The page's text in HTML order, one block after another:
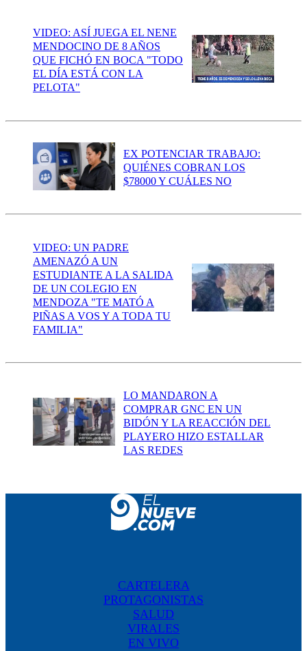
VIDEO: ASÍ JUEGA EL NENE
MENDOCINO DE 8 AÑOS
QUE FICHÓ EN BOCA "TODO
EL DÍA ESTÁ CON LA
PELOTA"
EX POTENCIAR TRABAJO:
QUIÉNES COBRAN LOS
$78000 Y CUÁLES NO
VIDEO: UN PADRE
AMENAZÓ A UN
ESTUDIANTE A LA SALIDA
DE UN COLEGIO EN
MENDOZA "TE MATÓ A
PIÑAS A VOS Y A TODA TU
FAMILIA"
LO MANDARON A
COMPRAR GNC EN UN
BIDÓN Y LA REACCIÓN DEL
PLAYERO HIZO ESTALLAR
LAS REDES
CARTELERA
PROTAGONISTAS
SALUD
VIRALES
EN VIVO